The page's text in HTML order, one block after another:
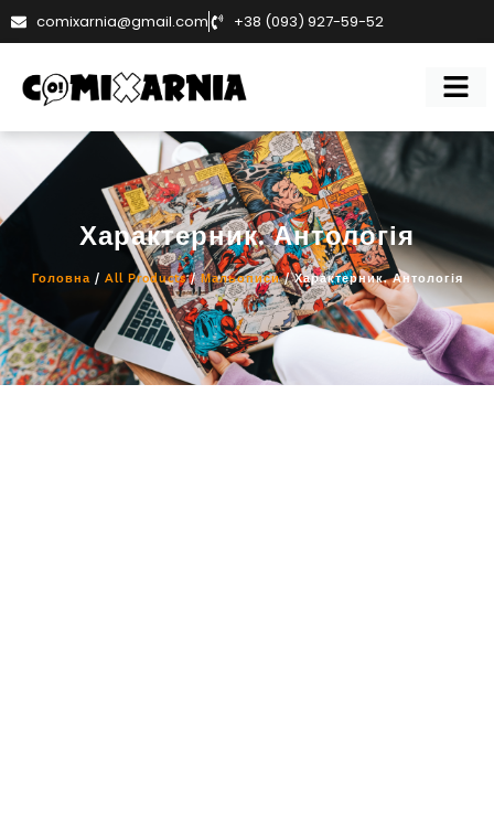
comixarnia@gmail.com +38 (093) 927-59-52
Характерник. Антологія
Головна / All Products/Мальописи/ Характерник. Антологія